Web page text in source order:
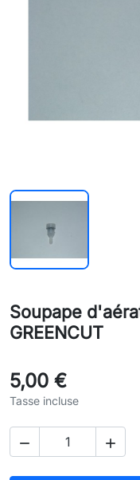
Soupape
GREENCUT
5,00 €
Tasse incluse
 